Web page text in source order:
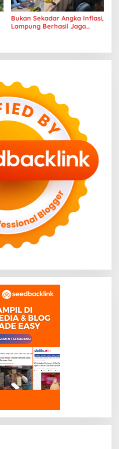
Bukan Sekadar Angka Inflasi,
Lampung Berhasil Jaga